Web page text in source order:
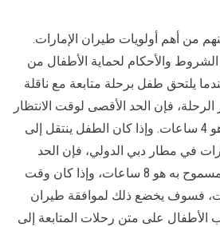
من أهم أولويات طيران الإمارات.
والأحكام لحماية الأطفال من
يلتحق طفل برحلة متابعة مع ناقلة
فإن الحد الأقصى لوقت الانتظار
المسموح به في المطار هو 4 ساعات. وإذا كان الطفل ينتقل إلى
في مطار دبي الدولي، فإن الحد
الأقصى لوقت الانتظار المسموح به هو 8 ساعات، وإذا كان وقت
أكثر من 8 ساعات، فسوف يخضع ذلك لموافقة طيران
الأطفال على متن رحلات المتابعة إلى